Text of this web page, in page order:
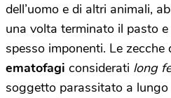
dell’uomo e di altri animali,
una volta terminato il pasto
spesso imponenti. Le zecche
ematofagi considerati long
soggetto parassitato a lungo